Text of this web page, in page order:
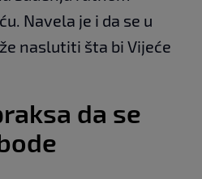
Navela je i da se u
naslutiti šta bi Vijeće
da se